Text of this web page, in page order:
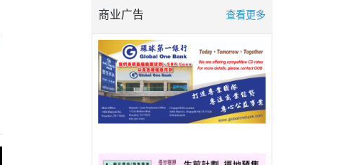
商业广告 查看更多